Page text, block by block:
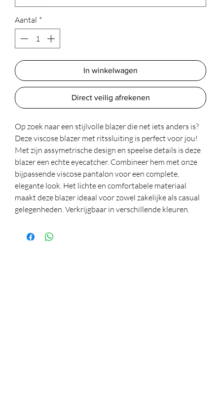
Aantal *
In winkelwagen
Direct veilig afrekenen
Op zoek naar een stijlvolle blazer die net iets anders is?
Deze viscose blazer met ritssluiting is perfect voor jou!
Met zijn assymetrische design en speelse details is deze
blazer een echte eyecatcher. Combineer hem met onze
bijpassende viscose pantalon voor een complete,
elegante look. Het lichte en comfortabele materiaal
maakt deze blazer ideaal voor zowel zakelijke als casual
gelegenheden. Verkrijgbaar in verschillende kleuren.